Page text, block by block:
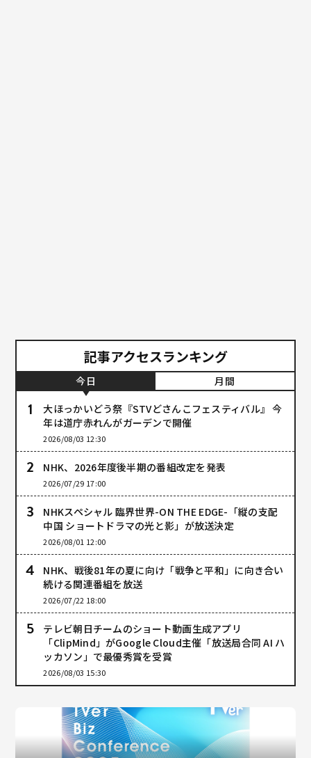
記事アクセスランキング
今日
月間
大ほっかいどう祭『STVどさんこフェスティバル』 今
年は道庁赤れんがガーデンで開催
2026/08/03 12:30
NHK、2026年度後半期の番組改定を発表
2026/07/29 17:00
NHKスペシャル 臨界世界-ON THE EDGE-「縦の支配
中国 ショートドラマの光と影」が放送決定
2026/08/01 12:00
NHK、戦後81年の夏に向け「戦争と平和」に向き合い
続ける関連番組を放送
2026/07/22 18:00
テレビ朝日チームのショート動画生成アプリ
「ClipMind」がGoogle Cloud主催「放送局合同 AI ハ
ッカソン」で最優秀賞を受賞
2026/08/03 15:30